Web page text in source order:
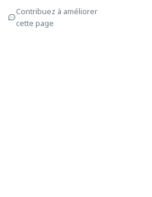
Contribuez à améliorer
cette page